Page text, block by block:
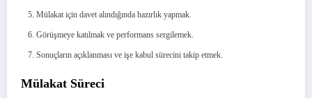
Mülakat için davet alındığında hazırlık yapmak.
Görüşmeye katılmak ve performans sergilemek.
Sonuçların açıklanması ve işe kabul sürecini takip etmek.
Mülakat Süreci